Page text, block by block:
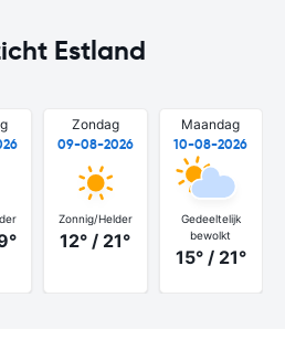
Estland
Zondag
09-08-2026
Zonnig/Helder
12° / 21°
Maandag
10-08-2026
Gedeeltelijk
bewolkt
15° / 21°